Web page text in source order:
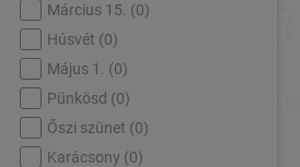
Március 15. (0)
Húsvét (0)
Május 1. (0)
Pünkösd (0)
Őszi szünet (0)
Karácsony (0)